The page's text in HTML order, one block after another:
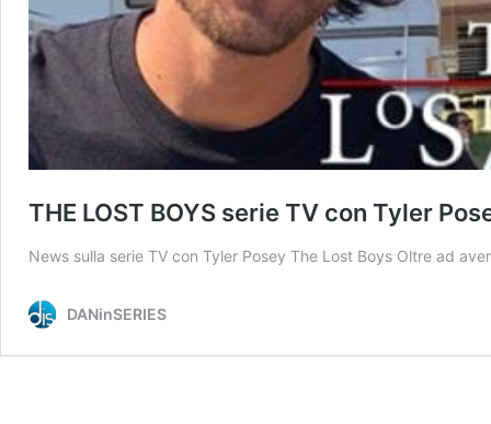
THE LOST BOYS serie TV con Tyler
News sulla serie TV con Tyler Posey The Lost Boys Oltre ad
DANinSERIES